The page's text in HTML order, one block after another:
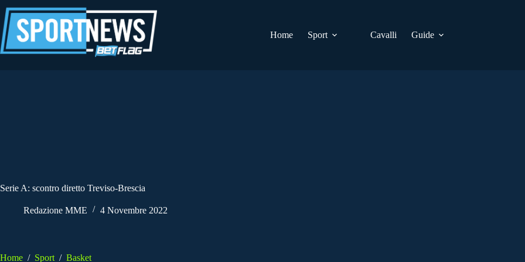
al
contenuto
Home
Sport Cavalli Guide
Serie A: scontro diretto Treviso-Brescia
Redazione MME 4 Novembre 2022
Home / Sport / Basket